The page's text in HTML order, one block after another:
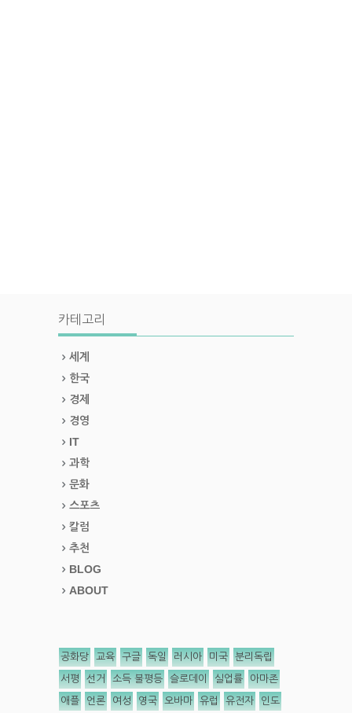
카테고리
세계
한국
경제
경영
IT
과학
문화
스포츠
칼럼
추천
BLOG
ABOUT
공화당 교육 구글 독일 러시아 미국 분리독립
서평 선거 소득 불평등 슬로데이 실업률 아마존
애플 언론 여성 영국 오바마 유럽 유전자 인도